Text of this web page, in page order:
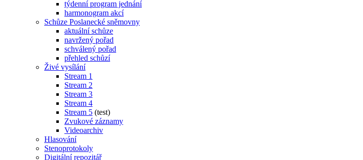
týdenní program jednání
harmonogram akcí
Schůze Poslanecké sněmovny
aktuální schůze
navržený pořad
schválený pořad
přehled schůzí
Živé vysílání
Stream 1
Stream 2
Stream 3
Stream 4
Stream 5 (test)
Zvukové záznamy
Videoarchiv
Hlasování
Stenoprotokoly
Digitální repozitář